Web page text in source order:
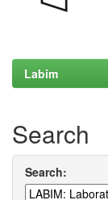
Labim
Search
Search: